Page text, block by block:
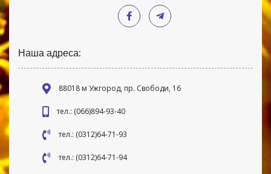
Наша адреса:
88018 м Ужгород, пр. Свободи, 16
тел.: (066)894-93-40
тел.: (0312)64-71-93
тел.: (0312)64-71-94